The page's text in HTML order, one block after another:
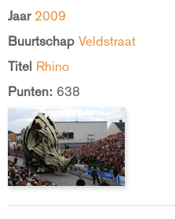
Jaar 2009
Buurtschap Veldstraat
Titel Rhino
Punten: 638